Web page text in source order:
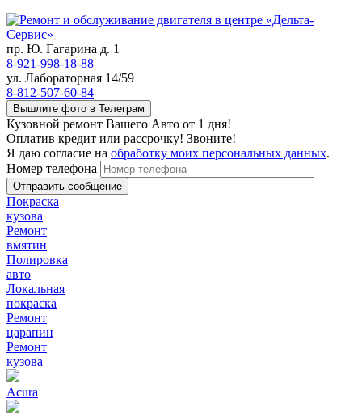
пр. Ю. Гагарина д. 1
8-921-998-18-88
ул. Лабораторная 14/59
8-812-507-60-84
Вышлите фото в Телеграм
Кузовной ремонт Вашего Авто от 1 дня!
Оплатив кредит или рассрочку! Звоните!
Я даю согласие на обработку моих персональных данных.
Номер телефона
Покраска
кузова
Ремонт
вмятин
Полировка
авто
Локальная
покраска
Ремонт
царапин
Ремонт
кузова
Acura